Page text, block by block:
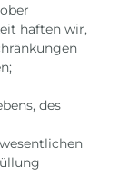
haften wir,
des